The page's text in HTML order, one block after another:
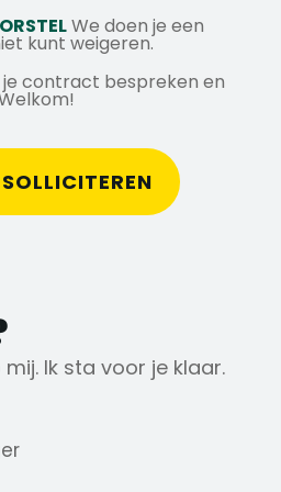
We doen je een
kunt weigeren.
je contract bespreken en
Ik sta voor je klaar.